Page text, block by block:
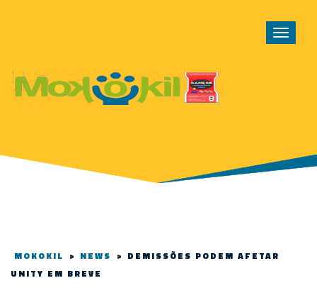
Toggle
MOKOKIL > NEWS > DEMISSÕES PODEM AFETAR
UNITY EM BREVE